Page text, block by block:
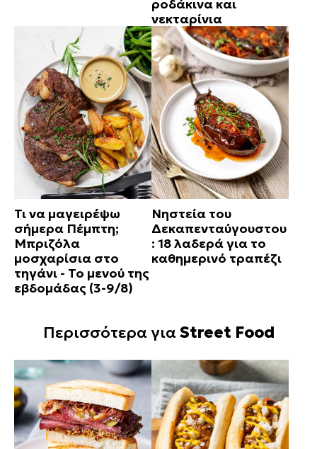
ροδάκινα και
νεκταρίνια
Τι να μαγειρέψω
σήμερα Πέμπτη;
Μπριζόλα
μοσχαρίσια στο
τηγάνι - Το μενού της
εβδομάδας (3-9/8)
Νηστεία του
Δεκαπενταύγουστου
: 18 λαδερά για το
καθημερινό τραπέζι
Περισσότερα γιαStreet Food